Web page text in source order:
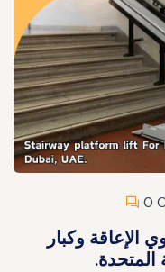
0
وكبار
المتحدة.